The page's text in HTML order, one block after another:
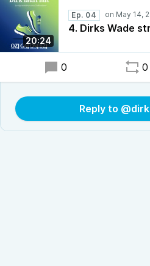
20:24
Ep. 04
4. Dirks Wade
0 0
Reply to